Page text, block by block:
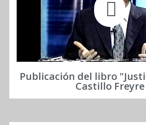
Publicación del libro
Castillo Freyre